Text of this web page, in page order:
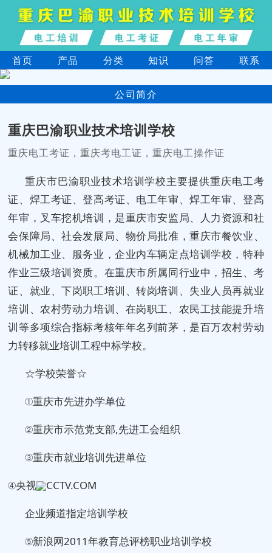
首页 产品 分类 知识 问答 联系
公司简介
重庆巴渝职业技术培训学校
重庆电工考证，重庆考电工证，重庆电工操作证
重庆市巴渝职业技术培训学校主要提供重庆电工考
证、焊工考证、登高考证、电工年审、焊工年审、登高
年审，叉车挖机培训，是重庆市安监局、人力资源和社
会保障局、社会发展局、物价局批准，重庆市餐饮业、
机械加工业、服务业，企业内车辆定点培训学校，特种
作业三级培训资质。在重庆市所属同行业中，招生、考
证、就业、下岗职工培训、转岗培训、失业人员再就业
培训、农村劳动力培训、在岗职工、农民工技能提升培
训等多项综合指标考核年年名列前茅，是百万农村劳动
力转移就业培训工程中标学校。
☆学校荣誉☆
①重庆市先进办学单位
②重庆市示范党支部,先进工会组织
③重庆市就业培训先进单位
④央视
CCTV.COM
企业频道指定培训学校
⑤新浪网2011年教育总评榜职业培训学校